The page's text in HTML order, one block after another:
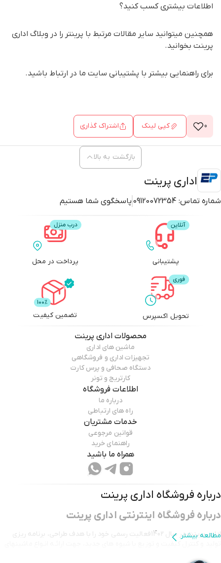
اطلاعات بیشتری کسب کنید؟
همچنین میتوانید سایر مقالات مرتبط با پرینتر را در وبلاگ اداری
پرینت بخوانید.
برای راهنمایی بیشتر با پشتیبانی سایت ما در ارتباط باشید.
0 کپی لینک اشتراک گذاری
اداری پرینت
شماره تماس: 09120072354 پاسخگوی شما هستیم
بازگشت به بالا
پشتیبانی پرداخت در محل
تحویل اکسپرس تضمین کیفیت
محصولات اداری پرینت
ماشین های اداری
تجهیزات اداری و فروشگاهی
دستگاه صحافی و پرس کارت
کارتریج و تونر
اطلاعات فروشگاه
درباره ما
راه های ارتباطی
خدمات مشتریان
قوانین مرجوعی
راهنمای خرید
همراه ما باشید
درباره فروشگاه اداری پرینت
درباره فروشگاه اینترنتی اداری پرینت
اداری پرینت در سال 1402فعالیت رسمی خود را با هدف طراحی، برنامه ریزی
تولید و کنترل کیفیت و توزیع با شیوه های جدید، جهت ارائـه انـواع ماشینهای
مطالعه بیشتر